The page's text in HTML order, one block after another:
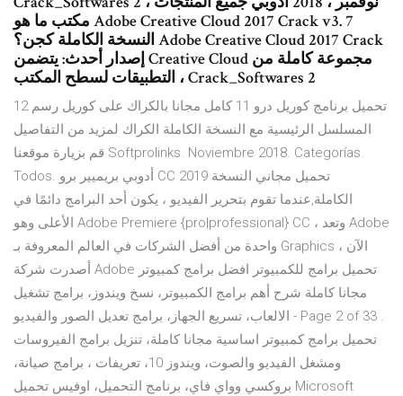
مكتب ما هو Adobe Creative Cloud 2017 Crack v3. 7
النسخة الكاملة كجن؟ Adobe Creative Cloud 2017 Crack
إصدار أحدث: يتضمن Creative Cloud مجموعة كاملة من
التطبيقات لسطح المكتب ، Crack_Softwares 2
تحميل برنامج كوريل درو 11 كامل مجانا بالكراك على كوريل رسم 12
المسلسل الرئيسية مع النسخة الكاملة الكراك لمزيد من التفاصيل
قم بزيارة موقعنا Softprolinks. Noviembre 2018. Categorías.
Todos. أدوبي بريميير برو CC 2019 تحميل مجاني النسخة
الكاملة,عندما تقوم بتحرير الفيديو ، يكون أحد البرامج دائمًا في
الأعلى وهو Adobe Premiere {pro|professional} CC ، وتعد Adobe
واحدة من أفضل الشركات في العالم المعروفة بـ Graphics الآن ،
أصدرت شركة Adobe تحميل برامج للكمبيوتر افضل برامج كمبيوتر
مجانا كاملة شرح أهم برامج الكمبيوتر، نسخ ويندوز، برامج تشغيل
الالعاب، تسريع الجهاز، برامج تعديل الصور والفيديو - Page 2 of 33 .
تحميل برامج كمبيوتر اساسية مجانا كاملة، تنزيل برامج الفيروسات
ومشغل الفيديو والصوت، ويندوز 10، تعريفات ، برامج صيانة،
بروكسي وواي فاي، برنامج التحميل، اوفيس تحميل Microsoft